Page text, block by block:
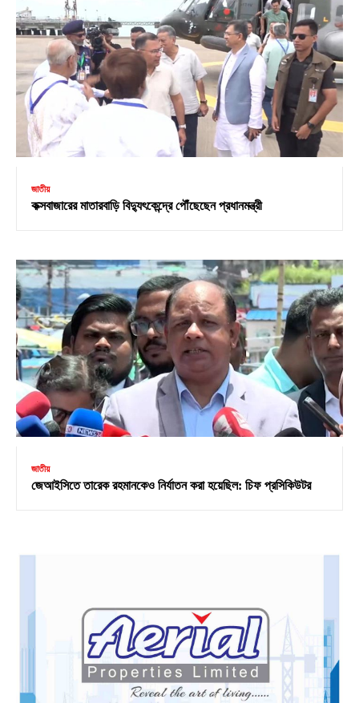
জাতীয়
কক্সবাজারের মাতারবাড়ি বিদ্যুৎকেন্দ্রে পৌঁছেছেন প্রধানমন্ত্রী
জাতীয়
জেআইসিতে তারেক রহমানকেও নির্যাতন করা হয়েছিল: চিফ প্রসিকিউটর